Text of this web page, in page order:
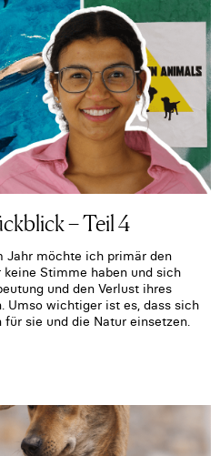
– Teil 4
Jahr möchte ich primär den
Stimme haben und sich
und den Verlust ihres
Umso wichtiger ist es, dass sich
sie und die Natur einsetzen.